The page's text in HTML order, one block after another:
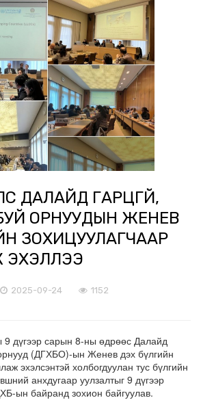
ДАЛАЙД ГАРЦГҮЙ,
ОРНУУДЫН ЖЕНЕВ
ЗОХИЦУУЛАГЧААР
2025-09-24 1152
дүгээр сарын 8-ны өдрөөс Далайд
(ДГХБО)-ын Женев дэх бүлгийн
эхэлсэнтэй холбогдуулан тус бүлгийн
анхдугаар уулзалтыг 9 дүгээр
ын байранд зохион байгуулав.